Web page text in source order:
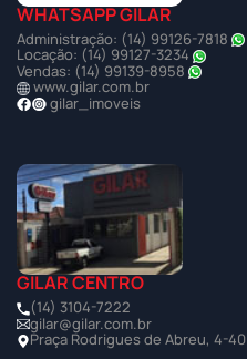
WHATSAPP GILAR
Administração: (14) 99126-7818
Locação: (14) 99127-3234
Vendas: (14) 99139-8958
www.gilar.com.br
gilar_imoveis
GILAR CENTRO
(14) 3104-7222
gilar@gilar.com.br
Praça Rodrigues de Abreu, 4-40